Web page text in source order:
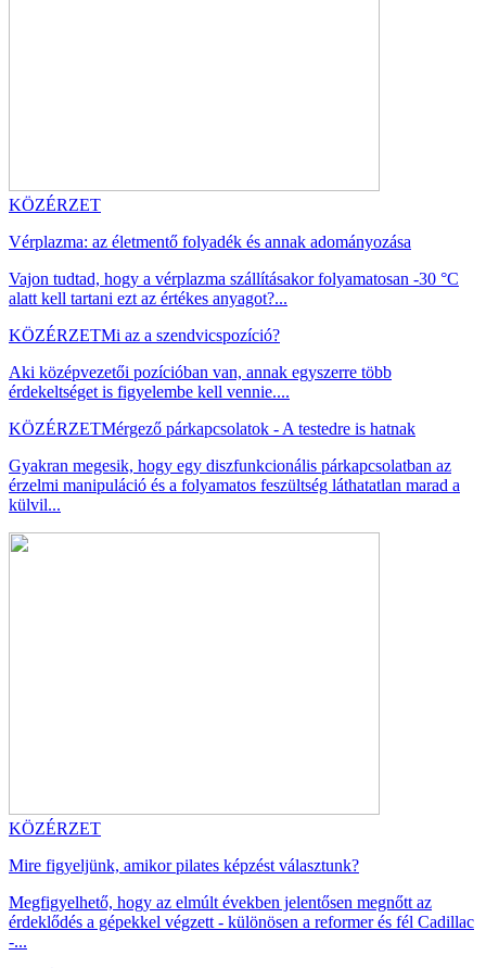
KÖZÉRZET
Vérplazma: az életmentő folyadék és annak adományozása
Vajon tudtad, hogy a vérplazma szállításakor folyamatosan -30 °C
alatt kell tartani ezt az értékes anyagot?...
KÖZÉRZETMi az a szendvicspozíció?
Aki középvezetői pozícióban van, annak egyszerre több
érdekeltséget is figyelembe kell vennie....
KÖZÉRZETMérgező párkapcsolatok - A testedre is hatnak
Gyakran megesik, hogy egy diszfunkcionális párkapcsolatban az
érzelmi manipuláció és a folyamatos feszültség láthatatlan marad a
külvil...
KÖZÉRZET
Mire figyeljünk, amikor pilates képzést választunk?
Megfigyelhető, hogy az elmúlt években jelentősen megnőtt az
érdeklődés a gépekkel végzett - különösen a reformer és fél Cadillac
-...